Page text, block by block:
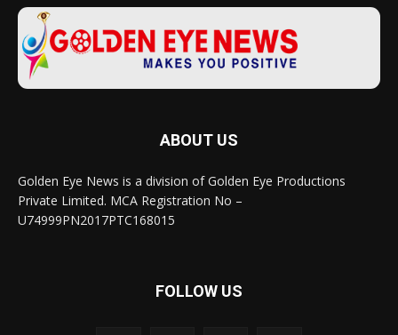
ABOUT US
Golden Eye News is a division of Golden Eye Productions
Private Limited. MCA Registration No –
U74999PN2017PTC168015
FOLLOW US